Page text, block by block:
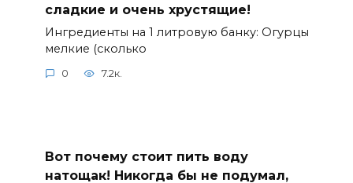
сладкие и очень хрустящие!
Ингредиенты на 1 литровую банку: Огурцы
мелкие (сколько
0 7.2к.
Вот почему стоит пить воду
натощак! Никогда бы не подумал,